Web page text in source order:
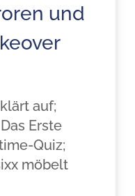
und
auf;
Das Erste
Quiz;
möbelt